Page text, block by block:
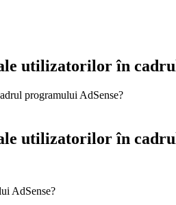
utilizatorilor în
programului AdSense?
utilizatorilor în
AdSense?